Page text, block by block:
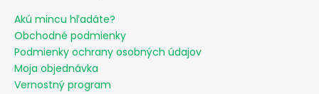
Akú mincu hľadáte?
Obchodné podmienky
Podmienky ochrany osobných údajov
Moja objednávka
Vernostný program